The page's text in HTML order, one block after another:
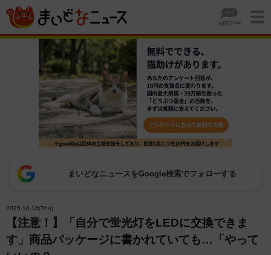
まいどなニュースをGoogle検索でフォローする
2025.10.16(Thu)
【注意！】「自分で蛍光灯をLEDに交換できま
す」商品パッケージに書かれていても…「やって